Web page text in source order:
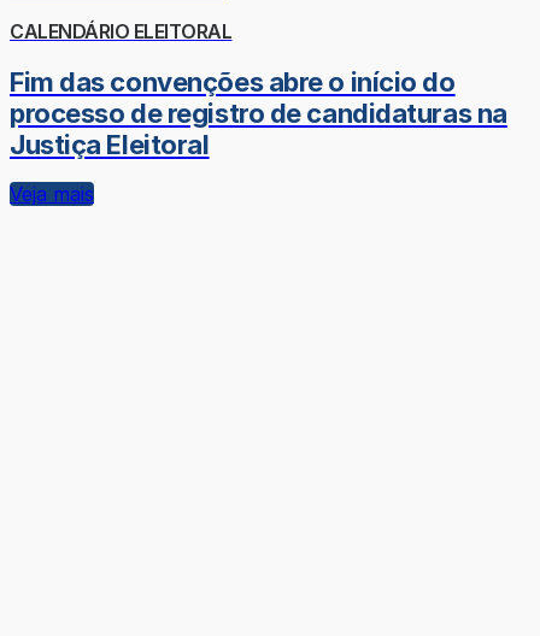
CALENDÁRIO ELEITORAL
Fim das convenções abre o início do
processo de registro de candidaturas na
Justiça Eleitoral
Veja mais